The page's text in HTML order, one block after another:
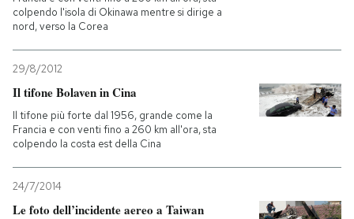
colpendo l'isola di Okinawa mentre si dirige a
nord, verso la Corea
29/8/2012
Il tifone Bolaven in Cina
Il tifone più forte dal 1956, grande come la
Francia e con venti fino a 260 km all'ora, sta
colpendo la costa est della Cina
24/7/2014
Le foto dell’incidente aereo a Taiwan